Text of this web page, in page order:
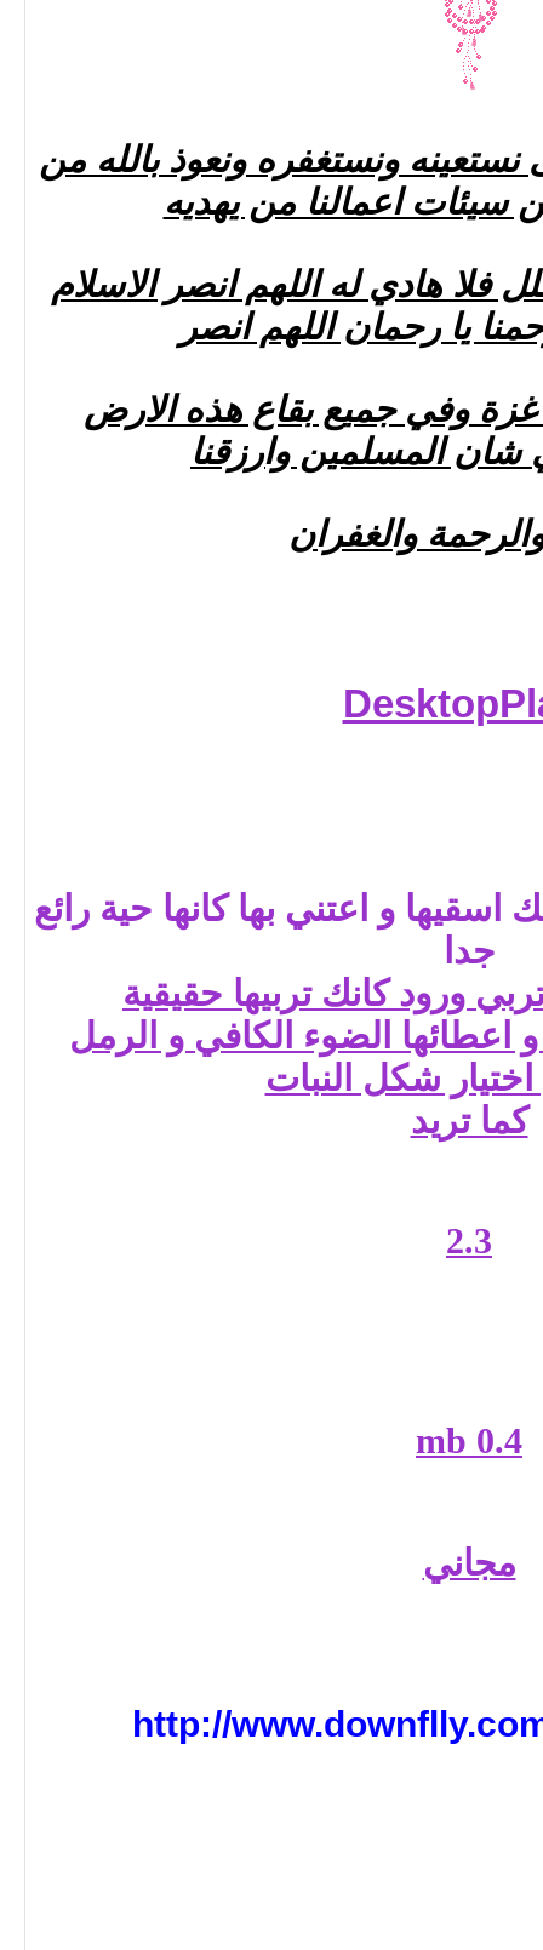
نستعينه ونستغفره ونعوذ بالله من
سيئات اعمالنا من يهديه
فلا هادي له اللهم انصر الاسلام
يا رحمان اللهم انصر
غزة وفي جميع بقاع هذه الارض
شان المسلمين وارزقنا
والرحمة والغفران
و اعتني بها كانها حية رائع
جدا
ورود كانك تربيها حقيقية
اعطائها الضوء الكافي و الرمل
شكل النبات
كما تريد
2.3
0.4 mb
مجاني
http://